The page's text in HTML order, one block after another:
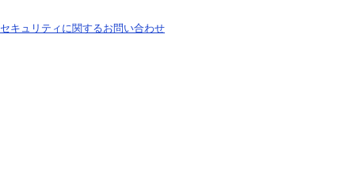
セキュリティに関するお問い合わせ